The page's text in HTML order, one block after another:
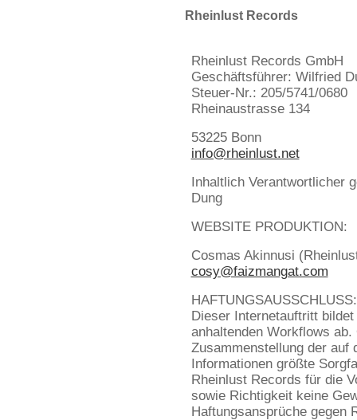
Rheinlust Records
Rheinlust Records GmbH
Geschäftsführer: Wilfried
Steuer-Nr.: 205/5741/0680
Rheinaustrasse 134
53225 Bonn
info@rheinlust.net
Inhaltlich Verantwortlicher
Dung
WEBSITE PRODUKTION:
Cosmas Akinnusi
cosy@faizmangat.com
HAFTUNGSAUSSCHLUSS:
Dieser Internetauftritt
anhaltenden Workflows ab.
Zusammenstellung der auf
Informationen größte
Rheinlust Records für die
sowie Richtigkeit keine
Haftungsansprüche gegen